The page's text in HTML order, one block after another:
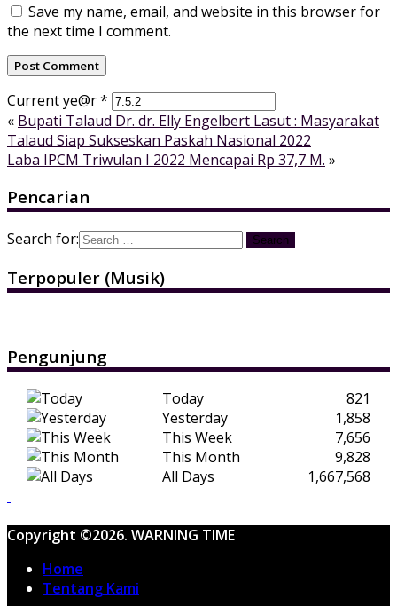
Save my name, email, and website in this browser for
the next time I comment.
Current ye@r*
« Bupati Talaud Dr. dr. Elly Engelbert Lasut : Masyarakat
Talaud Siap Sukseskan Paskah Nasional 2022
Laba IPCM Triwulan I 2022 Mencapai Rp 37,7 M. »
Pencarian
Search for:
Terpopuler (Musik)
Pengunjung
Today
821
Yesterday
1,858
This Week
7,656
This Month
9,828
All Days
1,667,568
Copyright ©2026. WARNING TIME
Home
Tentang Kami